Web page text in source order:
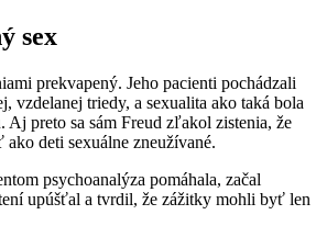
sex
prekvapený. Jeho pacienti pochádzali
vzdelanej triedy, a sexualita ako taká bola
Aj preto sa sám Freud zľakol zistenia, že
deti sexuálne zneužívané.
psychoanalýza pomáhala, začal
upúšťal a tvrdil, že zážitky mohli byť len